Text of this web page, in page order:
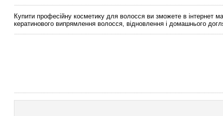
Купити професійну косметику для волосся ви зможете в інтернет
кератинового випрямлення волосся, відновлення і домашнього